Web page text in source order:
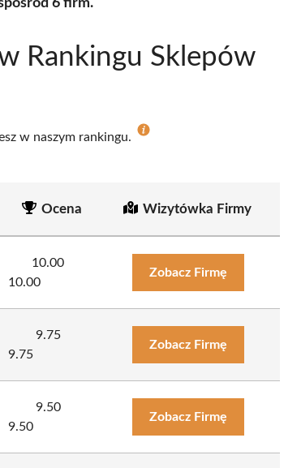
Rankingu Sklepów
w naszym rankingu.
Ocena Wizytówka Firmy
10.00
10.00
Zobacz Firmę
9.75
9.75
Zobacz Firmę
9.50
9.50
Zobacz Firmę